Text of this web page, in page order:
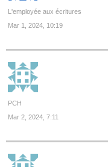
L'employée aux écritures
Mar 1, 2024, 10:19
PCH
Mar 2, 2024, 7:11